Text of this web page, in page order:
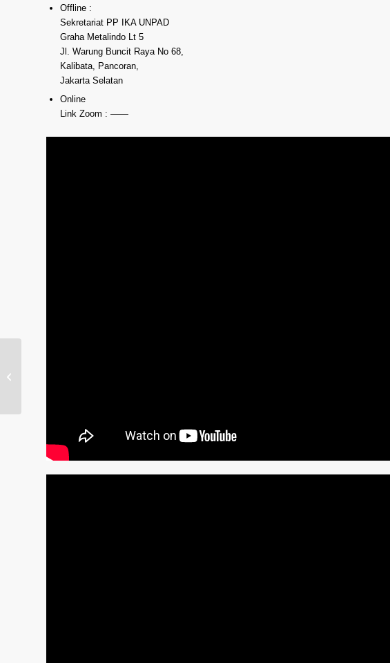
Offline :
Sekretariat PP IKA UNPAD
Graha Metalindo Lt 5
Jl. Warung Buncit Raya No 68,
Kalibata, Pancoran,
Jakarta Selatan
Online
Link Zoom : ——